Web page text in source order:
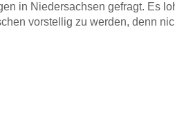
in Niedersachsen gefragt. Es
vorstellig zu werden, denn